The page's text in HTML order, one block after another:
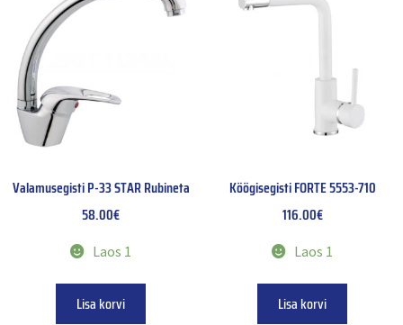
Valamusegisti P-33 STAR Rubineta
58.00€
Laos 1
Lisa korvi
Köögisegisti FORTE 5553-710
116.00€
Laos 1
Lisa korvi